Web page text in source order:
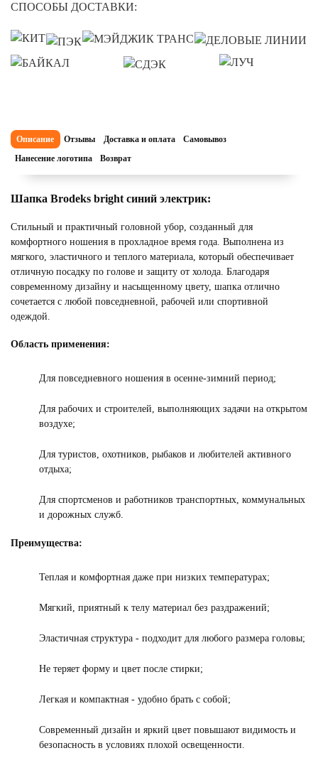
СПОСОБЫ ДОСТАВКИ:
Описание Отзывы Доставка и оплата
Самовывоз
Нанесение логотипа
Возврат
Шапка Brodeks bright синий электрик:
Стильный и практичный головной убор, созданный для
комфортного ношения в прохладное время года. Выполнена из
мягкого, эластичного и теплого материала, который обеспечивает
отличную посадку по голове и защиту от холода. Благодаря
современному дизайну и насыщенному цвету, шапка отлично
сочетается с любой повседневной, рабочей или спортивной
одеждой.
Область применения:
Для повседневного ношения в осенне-зимний период;
Для рабочих и строителей, выполняющих задачи на открытом
воздухе;
Для туристов, охотников, рыбаков и любителей активного
отдыха;
Для спортсменов и работников транспортных, коммунальных
и дорожных служб.
Преимущества:
Теплая и комфортная даже при низких температурах;
Мягкий, приятный к телу материал без раздражений;
Эластичная структура - подходит для любого размера головы;
Не теряет форму и цвет после стирки;
Легкая и компактная - удобно брать с собой;
Современный дизайн и яркий цвет повышают видимость и
безопасность в условиях плохой освещенности.